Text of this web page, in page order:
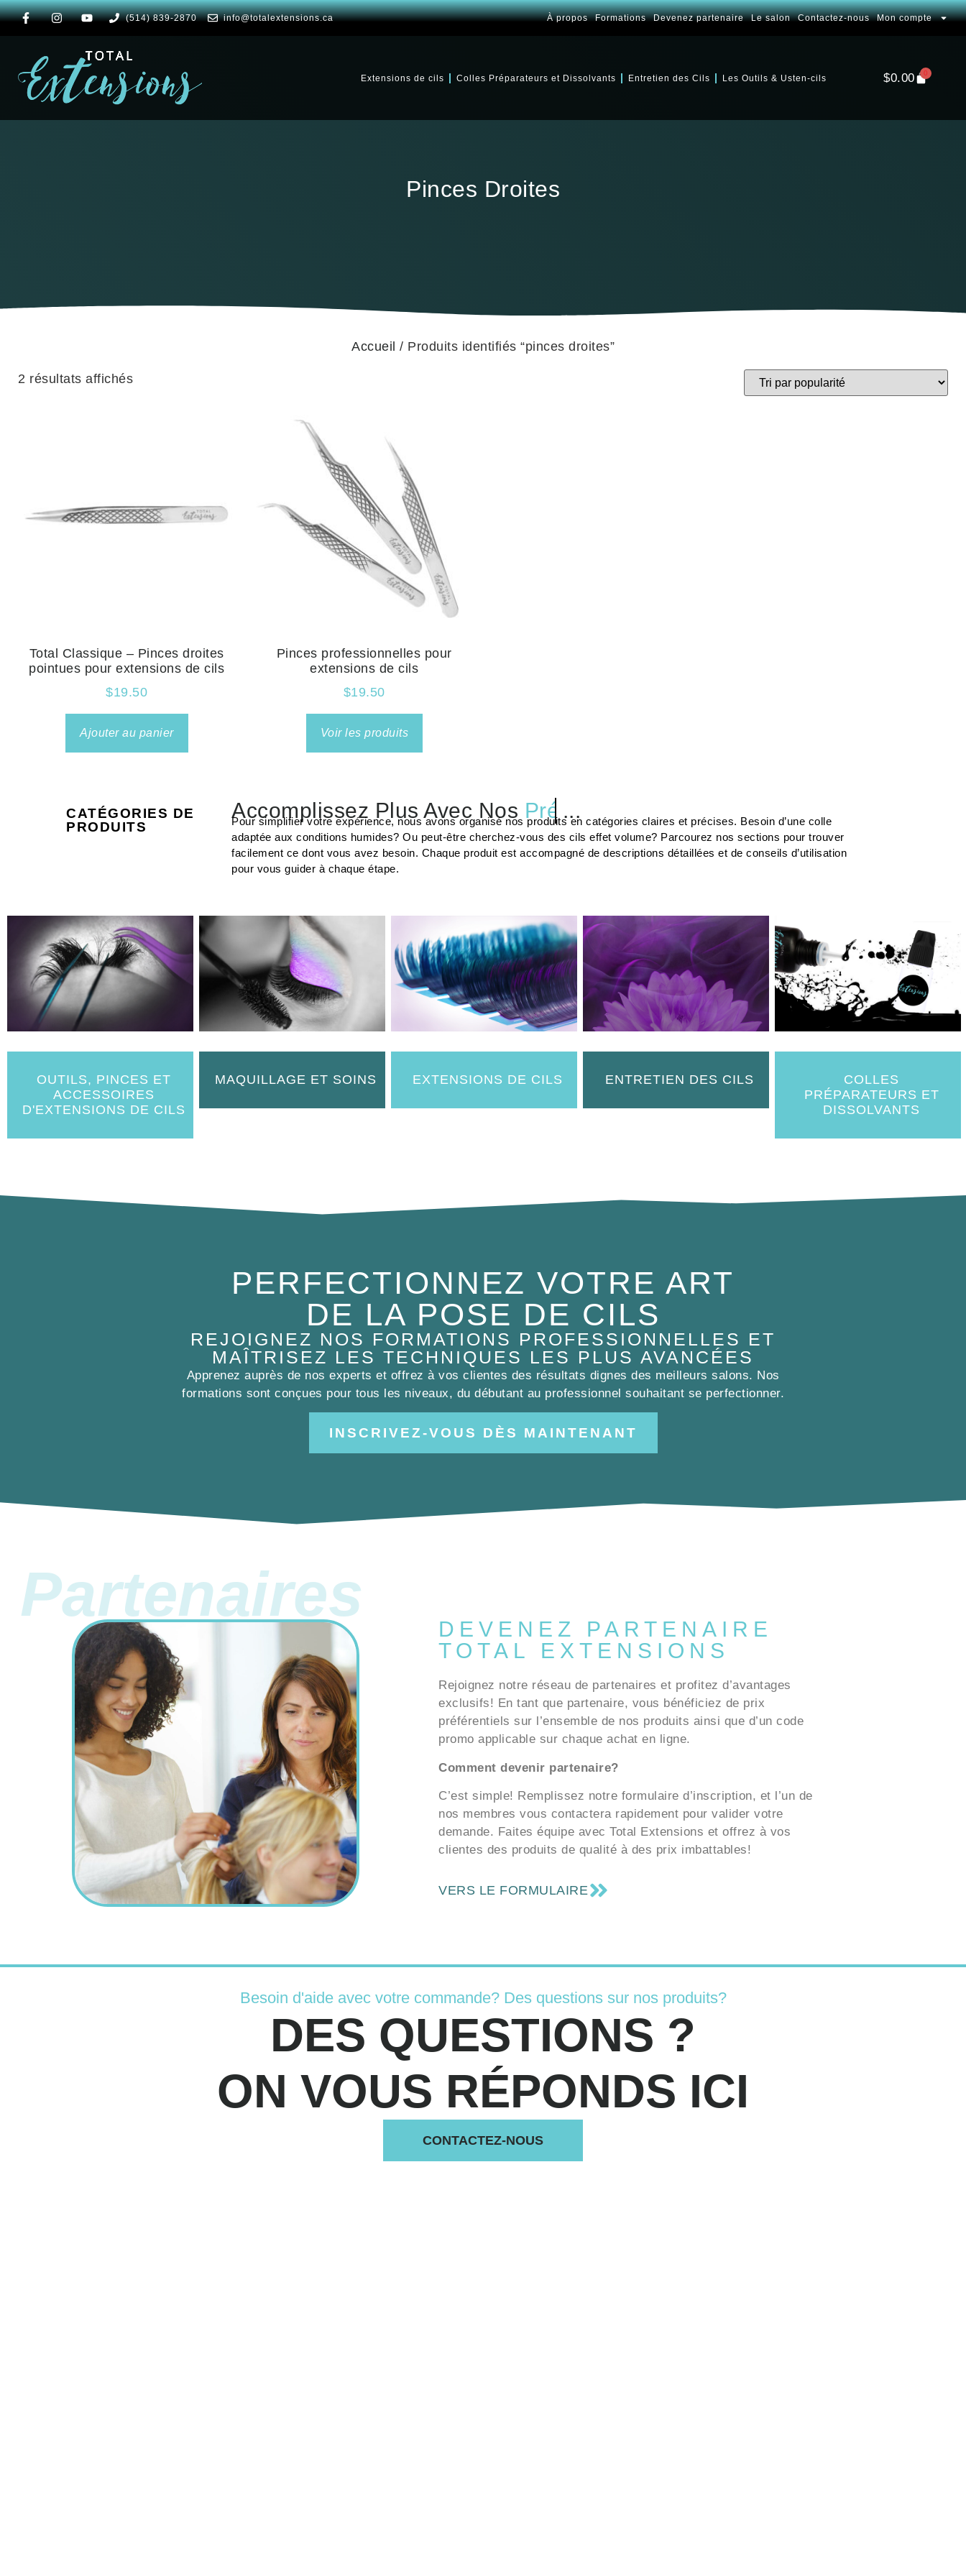
(514) 839-2870 info@totalextensions.ca À propos Formations Devenez partenaire Le salon Contactez-nous Mon compte
Extensions de cils Colles Préparateurs et Dissolvants Entretien des Cils Les Outils & Usten-cils $0.00 0
Pinces Droites
Accueil / Produits identifiés “pinces droites”
2 résultats affichés
Total Classique – Pinces droites
pointues pour extensions de cils
$19.50
Ajouter au panier
Pinces professionnelles pour
extensions de cils
$19.50
Voir les produits
CATÉGORIES DE
PRODUITS
Accomplissez Plus Avec Nos Préparateur
Pour simplifier votre expérience, nous avons organisé nos produits en catégories claires et précises. Besoin d’une colle
adaptée aux conditions humides? Ou peut-être cherchez-vous des cils effet volume? Parcourez nos sections pour trouver
facilement ce dont vous avez besoin. Chaque produit est accompagné de descriptions détaillées et de conseils d’utilisation
pour vous guider à chaque étape.
OUTILS, PINCES ET
ACCESSOIRES
D'EXTENSIONS DE CILS
MAQUILLAGE ET SOINS EXTENSIONS DE CILS ENTRETIEN DES CILS
COLLES
PRÉPARATEURS ET
DISSOLVANTS
PERFECTIONNEZ VOTRE ART
DE LA POSE DE CILS
REJOIGNEZ NOS FORMATIONS PROFESSIONNELLES ET
MAÎTRISEZ LES TECHNIQUES LES PLUS AVANCÉES
Apprenez auprès de nos experts et offrez à vos clientes des résultats dignes des meilleurs salons. Nos
formations sont conçues pour tous les niveaux, du débutant au professionnel souhaitant se perfectionner.
INSCRIVEZ-VOUS DÈS MAINTENANT
DEVENEZ PARTENAIRE
TOTAL EXTENSIONS
Partenaires
Rejoignez notre réseau de partenaires et profitez d’avantages
exclusifs! En tant que partenaire, vous bénéficiez de prix
préférentiels sur l’ensemble de nos produits ainsi que d’un code
promo applicable sur chaque achat en ligne.
Comment devenir partenaire?
C’est simple! Remplissez notre formulaire d’inscription, et l’un de
nos membres vous contactera rapidement pour valider votre
demande. Faites équipe avec Total Extensions et offrez à vos
clientes des produits de qualité à des prix imbattables!
VERS LE FORMULAIRE
Besoin d'aide avec votre commande? Des questions sur nos produits?
DES QUESTIONS ?
ON VOUS RÉPONDS ICI
CONTACTEZ-NOUS